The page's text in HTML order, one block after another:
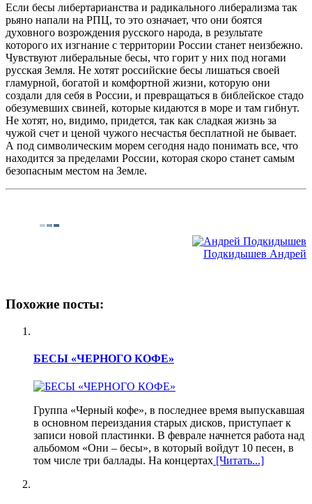
Если бесы либертарианства и радикального либерализма так
рьяно напали на РПЦ, то это означает, что они боятся
духовного возрождения русского народа, в результате
которого их изгнание с территории России станет неизбежно.
Чувствуют либеральные бесы, что горит у них под ногами
русская Земля. Не хотят российские бесы лишаться своей
гламурной, богатой и комфортной жизни, которую они
создали для себя в России, и превращаться в библейское стадо
обезумевших свиней, которые кидаются в море и там гибнут.
Не хотят, но, видимо, придется, так как сладкая жизнь за
чужой счет и ценой чужого несчастья бесплатной не бывает.
А под символическим морем сегодня надо понимать все, что
находится за пределами России, которая скоро станет самым
безопасным местом на Земле.
Подкидышев Андрей
Похожие посты:
БЕСЫ «ЧЕРНОГО КОФЕ»
Группа «Черный кофе», в последнее время выпускавшая
в основном переиздания старых дисков, приступает к
записи новой пластинки. В феврале начнется работа над
альбомом «Они – бесы», в который войдут 10 песен, в
том числе три баллады. На концертах [Читать...]